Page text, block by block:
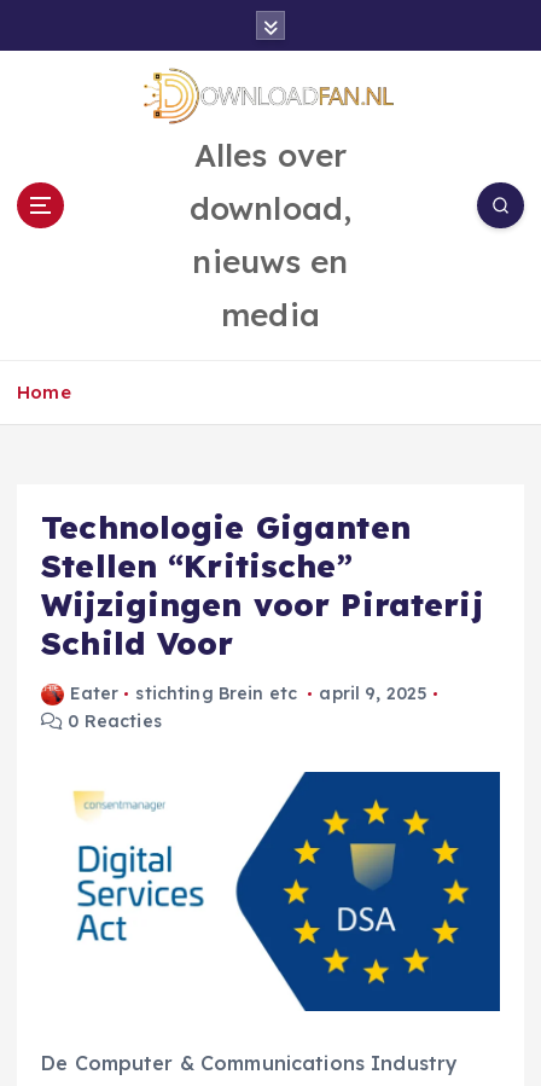
Alles over
download,
nieuws en
media
Home
Technologie Giganten
Stellen “Kritische”
Wijzigingen voor Piraterij
Schild Voor
Eater stichting Brein etc
april 9, 2025
0 Reacties
De Computer & Communications Industry